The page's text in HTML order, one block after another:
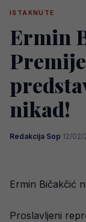
ISTAKNUTE
Ermin
nikad!
Redakcija Sop·12/02/
Ermin Bičakčić
Proslavljeni